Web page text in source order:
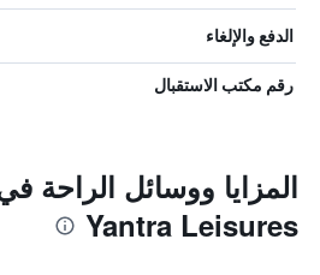
الدفع والإلغاء
رقم مكتب الاستقبال
Yantra Leisures